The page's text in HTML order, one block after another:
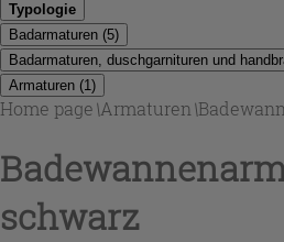
Typologie
Badarmaturen (5)
Badarmaturen, duschgarnituren und
Armaturen (1)
Home page\Armaturen \
schwarz